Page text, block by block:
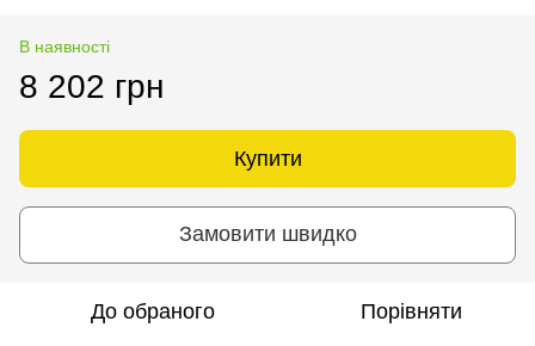
В наявності
8 202 грн
Купити
Замовити швидко
До обраного Порівняти